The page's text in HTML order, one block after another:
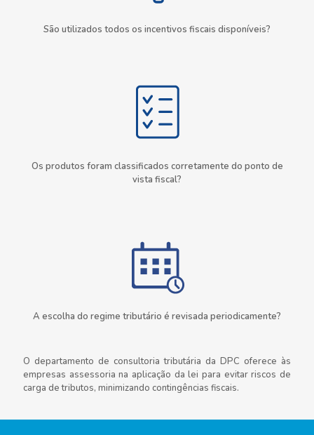
São utilizados todos os incentivos fiscais disponíveis?
Os produtos foram classificados corretamente do ponto de
vista fiscal?
A escolha do regime tributário é revisada periodicamente?
O departamento de consultoria tributária da DPC oferece às
empresas assessoria na aplicação da lei para evitar riscos de
carga de tributos, minimizando contingências fiscais.